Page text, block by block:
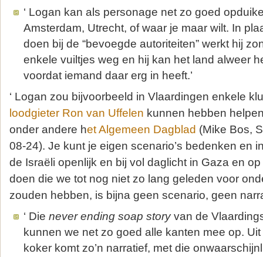
‘ Logan kan als personage net zo goed
Amsterdam, Utrecht, of waar je maar wilt. In
doen bij de “bevoegde autoriteiten” werkt hij
enkele vuiltjes weg en hij kan het land alweer
voordat iemand daar erg in heeft.’
‘ Logan zou bijvoorbeeld in Vlaardingen enkele
loodgieter Ron van Uffelen kunnen hebben
onder andere het Algemeen Dagblad (Mike Bos,
08-24). Je kunt je eigen scenario’s bedenken en
de Israëli openlijk en bij vol daglicht in Gaza en
doen die we tot nog niet zo lang geleden voor
zouden hebben, is bijna geen scenario, geen
‘ Die never ending soap storyvan de
kunnen we net zo goed alle kanten mee op.
koker komt zo’n narratief, met die